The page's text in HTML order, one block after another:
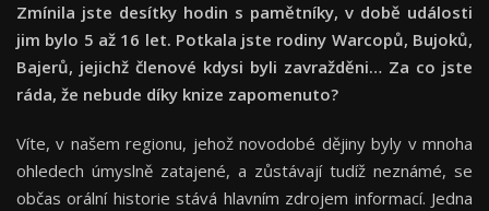
Zmínila jste desítky hodin s pamětníky, v době události
jim bylo 5 až 16 let. Potkala jste rodiny Warcopů, Bujoků,
Bajerů, jejichž členové kdysi byli zavražděni… Za co jste
ráda, že nebude díky knize zapomenuto?
Víte, v našem regionu, jehož novodobé dějiny byly v mnoha
ohledech úmyslně zatajené, a zůstávají tudíž neznámé, se
občas orální historie stává hlavním zdrojem informací. Jedna